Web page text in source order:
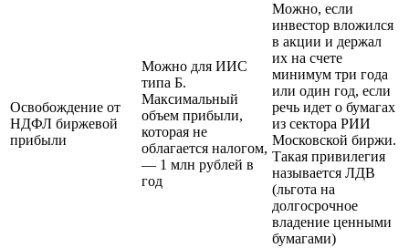
Освобождение от
НДФЛ биржевой
прибыли
Можно для ИИС
типа Б.
Максимальный
объем прибыли,
которая не
облагается налогом,
— 1 млн рублей в
год
Можно, если
инвестор вложился
в акции и держал
их на счете
минимум три года
или один год, если
речь идет о бумагах
из сектора РИИ
Московской биржи.
Такая привилегия
называется ЛДВ
(льгота на
долгосрочное
владение ценными
бумагами)